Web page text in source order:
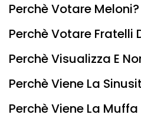
Perchè Votare Meloni?
Perchè Votare Fratelli
Perchè Visualizza E
Perchè Viene La
Perchè Viene La